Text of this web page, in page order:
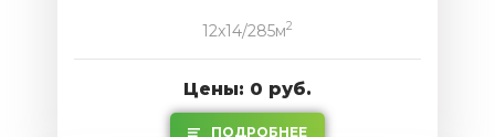
12x14/285м2
Цены: 0 руб.
ПОДРОБНЕЕ